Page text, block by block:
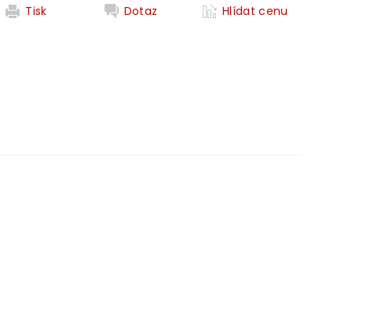
Tisk
Dotaz Hlídat cenu